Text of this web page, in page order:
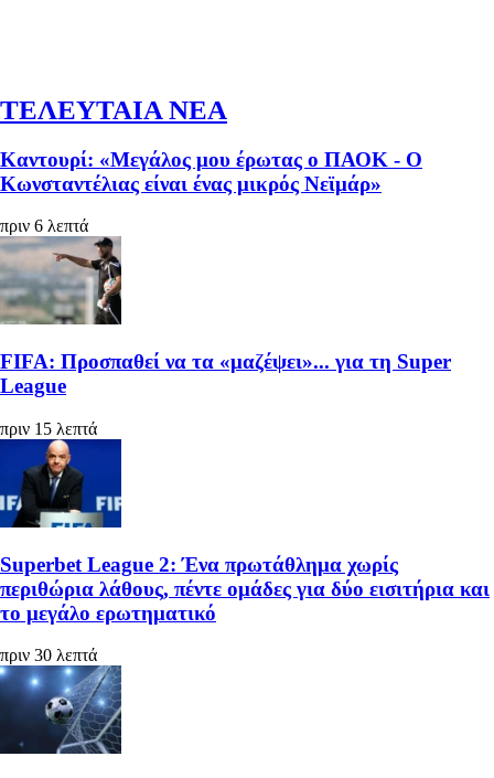
ΤΕΛΕΥΤΑΙΑ ΝΕΑ
Καντουρί: «Μεγάλος μου έρωτας ο ΠΑΟΚ - Ο
Κωνσταντέλιας είναι ένας μικρός Νεϊμάρ»
πριν 6 λεπτά
FIFA: Προσπαθεί να τα «μαζέψει»... για τη Super
League
πριν 15 λεπτά
Superbet League 2: Ένα πρωτάθλημα χωρίς
περιθώρια λάθους, πέντε ομάδες για δύο εισιτήρια και
το μεγάλο ερωτηματικό
πριν 30 λεπτά